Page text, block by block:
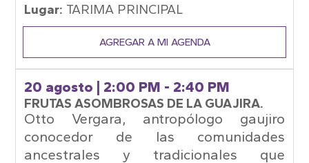
Lugar: TARIMA PRINCIPAL
AGREGAR A MI AGENDA
20 agosto | 2:00 PM - 2:40 PM
FRUTAS ASOMBROSAS DE LA GUAJIRA.
Otto Vergara, antropólogo gaujiro
conocedor de las comunidades
ancestrales y tradicionales que